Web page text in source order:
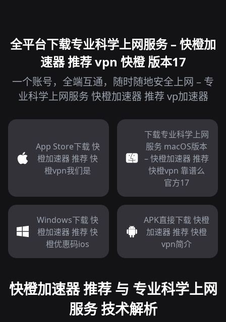
全平台下载专业科学上网服务 – 快橙加
速器 推荐 vpn 快橙 版本17
一个账号，全端互通，随时随地安全上网 – 专
业科学上网服务 快橙加速器 推荐 vp加速器
App Store下载 快
橙加速器 推荐 快
橙vpn我们是
下载专业科学上网
服务 macOS版本
– 快橙加速器 推荐
快橙vpn 靠谱么
官方17
Windows下载 快
橙加速器 推荐 快
橙优惠码ios
APK直接下载 快橙
加速器 推荐 快橙
vpn简介
快橙加速器 推荐 与 专业科学上网
服务 技术解析